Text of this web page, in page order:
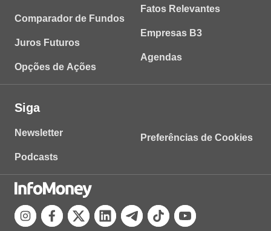
Comparador de Fundos
Juros Futuros
Opções de Ações
Fatos Relevantes
Empresas B3
Agendas
Siga
Newsletter
Podcasts
Preferências de Cookies